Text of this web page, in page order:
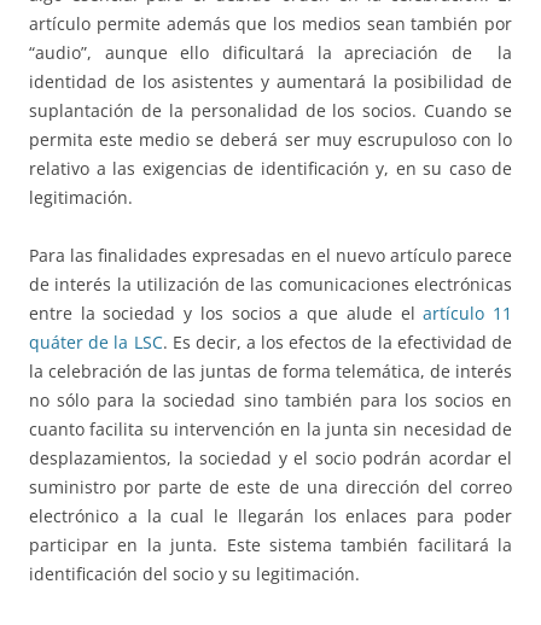
artículo permite además que los medios sean también por
“audio”, aunque ello dificultará la apreciación de la
identidad de los asistentes y aumentará la posibilidad de
suplantación de la personalidad de los socios. Cuando se
permita este medio se deberá ser muy escrupuloso con lo
relativo a las exigencias de identificación y, en su caso de
legitimación.
Para las finalidades expresadas en el nuevo artículo parece
de interés la utilización de las comunicaciones electrónicas
entre la sociedad y los socios a que alude elartículo 11
quáter de la LSC. Es decir, a los efectos de la efectividad de
la celebración de las juntas de forma telemática, de interés
no sólo para la sociedad sino también para los socios en
cuanto facilita su intervención en la junta sin necesidad de
desplazamientos, la sociedad y el socio podrán acordar el
suministro por parte de este de una dirección del correo
electrónico a la cual le llegarán los enlaces para poder
participar en la junta. Este sistema también facilitará la
identificación del socio y su legitimación.